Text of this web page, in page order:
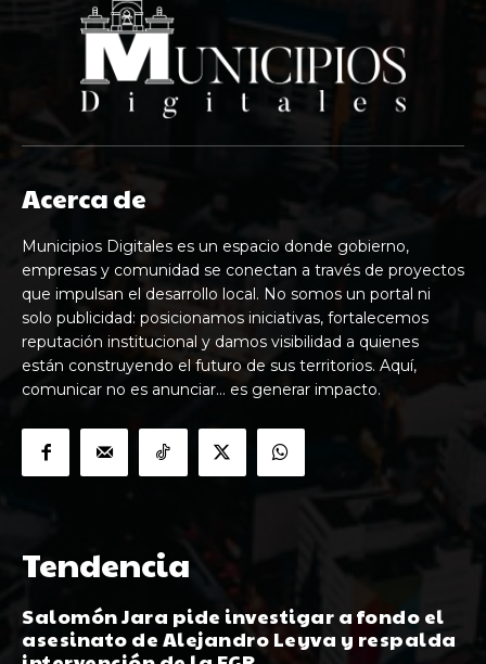
Acerca de
Municipios Digitales es un espacio donde gobierno,
empresas y comunidad se conectan a través de proyectos
que impulsan el desarrollo local. No somos un portal ni
solo publicidad: posicionamos iniciativas, fortalecemos
reputación institucional y damos visibilidad a quienes
están construyendo el futuro de sus territorios. Aquí,
comunicar no es anunciar… es generar impacto.
Tendencia
Salomón Jara pide investigar a fondo el
asesinato de Alejandro Leyva y respalda